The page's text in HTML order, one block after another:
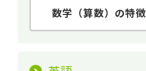
数学（算数）の特徴